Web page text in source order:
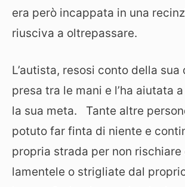
era però incappata in una
riusciva a oltrepassare.
L’autista, resosi conto della sua
presa tra le mani e l’ha aiutata
la sua meta. Tante altre
potuto far finta di niente e
propria strada per non
lamentele o strigliate dal